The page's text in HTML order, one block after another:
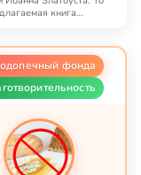
книга
фонда